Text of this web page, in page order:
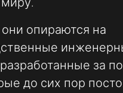
опираются на
за
до сих пор